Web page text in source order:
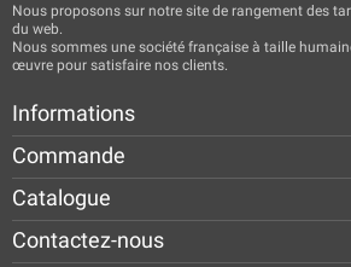
Nous proposons sur notre site de rangement des
du web.
Nous sommes une société française à taille
œuvre pour satisfaire nos clients.
Informations
Commande
Catalogue
Contactez-nous